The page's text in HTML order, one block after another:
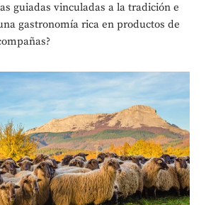
guiadas vinculadas a la tradición e
gastronomía rica en productos de